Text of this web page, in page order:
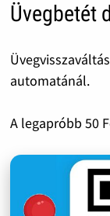
Üvegbetét
automatánál.
A legapróbb 50